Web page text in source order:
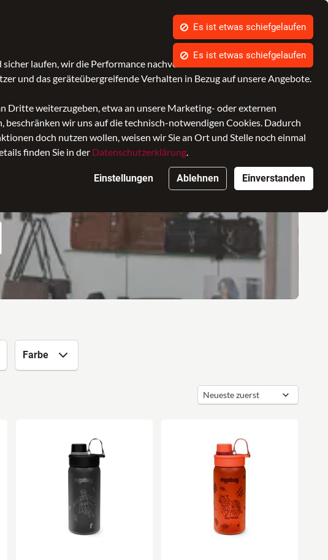
laufen, wir die Performance nachvollziehen und Ihnen in Zukunft
und das geräteübergreifende Verhalten in Bezug auf unsere Angebote.
Dritte weiterzugeben, etwa an unsere Marketing- oder externen
wir uns auf die technisch-notwendigen Cookies. Dadurch
doch nutzen wollen, weisen wir Sie an Ort und Stelle noch einmal
finden Sie in der Datenschutzerklärung.
Einstellungen Ablehnen Einverstanden
Mein Konto Wunschliste Warenkorb
Farbe
Es ist etwas schiefgelaufen
Es ist etwas schiefgelaufen